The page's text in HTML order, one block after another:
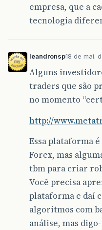
empresa, que a
tecnologia
leandronsp18 de mai.
Alguns
traders que são
no momento
http://
Essa plataforma
Forex, mas
tbm para criar
Você precisa
plataforma e daí
algoritmos com
análise, mas